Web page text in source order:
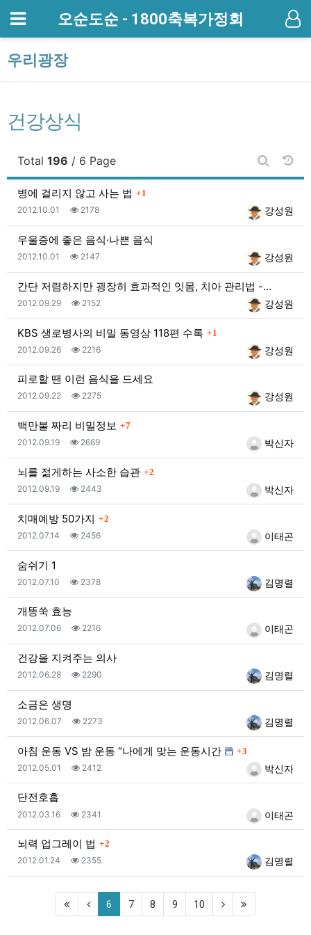
메뉴 오순도순 - 1800축복가정회
우리광장
건강상식
Total 196 / 6 Page
게시판 검
날
병에 걸리지 않고 사는 법 댓글
1
등록자강성원
등록일
2012.10.01 조회
2178
우울증에 좋은 음식·나쁜 음식
등록자강성원
등록일
2012.10.01 조회
2147
간단 저렴하지만 굉장히 효과적인 잇몸, 치아 관리법 -…
등록자강성원
등록일
2012.09.29 조회
2152
KBS 생로병사의 비밀 동영상 118편 수록 댓글
1
등록자강성원
등록일
2012.09.26 조회
2216
피로할 땐 이런 음식을 드세요
등록자강성원
등록일
2012.09.22 조회
2275
백만불 짜리 비밀정보 댓글
7
등록자박신자
등록일
2012.09.19 조회
2669
뇌를 젊게하는 사소한 습관 댓글
2
등록자박신자
등록일
2012.09.19 조회
2443
치매예방 50가지 댓글
2
등록자이태곤
등록일
2012.07.14 조회
2456
숨쉬기 1
등록자김명렬
등록일
2012.07.10 조회
2378
개똥쑥 효능
등록자이태곤
등록일
2012.07.06 조회
2216
건강을 지켜주는 의사
등록자김명렬
등록일
2012.06.28 조회
2290
소금은 생명
등록자김명렬
등록일
2012.06.07 조회
2273
아침 운동 VS 밤 운동 “나에게 맞는 운동시간 댓글
3
등록자박신자
등록일
2012.05.01 조회
2412
단전호흡
등록자이태곤
등록일
2012.03.16 조회
2341
뇌력 업그레이 법 댓글
2
등록자김명렬
등록일
2012.01.24 조회
2355
6 (current)
7 8 9 10